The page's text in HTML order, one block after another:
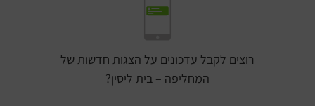
רוצים לקבל עדכונים על הצגות חדשות של
המחליפה – בית ליסין?